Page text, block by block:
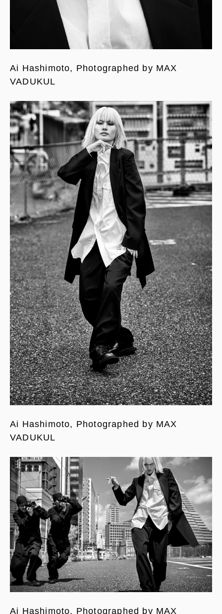
Ai Hashimoto, Photographed by MAX
VADUKUL
Ai Hashimoto, Photographed by MAX
VADUKUL
Ai Hashimoto, Photographed by MAX